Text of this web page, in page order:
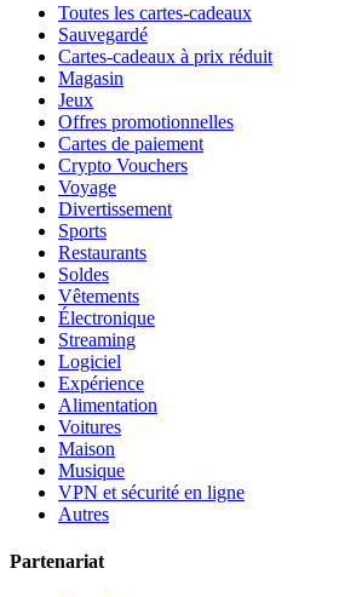
Toutes les cartes-cadeaux
Sauvegardé
Cartes-cadeaux à prix réduit
Magasin
Jeux
Offres promotionnelles
Cartes de paiement
Crypto Vouchers
Voyage
Divertissement
Sports
Restaurants
Soldes
Vêtements
Électronique
Streaming
Logiciel
Expérience
Alimentation
Voitures
Maison
Musique
VPN et sécurité en ligne
Autres
Partenariat